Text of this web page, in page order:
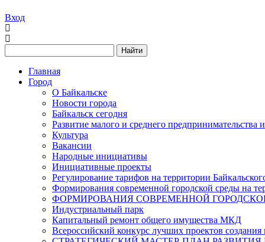
Вход
Найти
Главная
Город
О Байкальске
Новости города
Байкальск сегодня
Развитие малого и среднего предпринимательства
Культура
Вакансии
Народные инициативы
Инициативные проекты
Регулирование тарифов на территории
Формирования современной городской среды на
ФОРМИРОВАНИЯ СОВРЕМЕННОЙ
Индустриальный парк
Капитальный ремонт общего имущества МКД
Всероссийский конкурс лучших проектов